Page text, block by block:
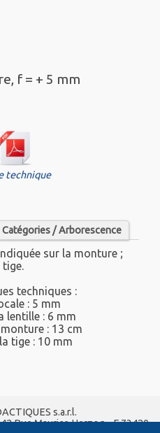
f = + 5 mm
technique
Catégories / Arborescence
sur la monture ;
tige.
techniques :
: 5 mm
lentille : 6 mm
: 13 cm
tige : 10 mm
s.a.r.l.
Rue Maurice Herzog - F 73420